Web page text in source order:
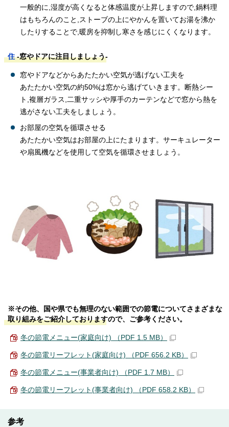
一般的に,湿度が高くなると体感温度が上昇しますので,鍋料理
はもちろんのこと,ストーブの上にやかんを置いてお湯を沸か
したりすることで,暖房を抑制し寒さを感じにくくなります。
住-窓やドアに注目しましょう-
窓やドアなどからあたたかい空気が逃げない工夫を
あたたかい空気の約50%は窓から逃げていきます。断熱シー
ト,複層ガラス,二重サッシや厚手のカーテンなどで窓から熱を
逃がさない工夫をしましょう。
お部屋の空気を循環させる
あたたかい空気はお部屋の上にたまります。サーキュレーター
や扇風機などを使用して空気を循環させましょう。
※その他、国や県でも無理のない範囲での節電についてさまざまな
取り組みをご紹介しておりますので、ご参考ください。
冬の節電メニュー(家庭向け) （PDF 1.5 MB）
冬の節電リーフレット(家庭向け) （PDF 656.2 KB）
冬の節電メニュー(事業者向け) （PDF 1.7 MB）
冬の節電リーフレット(事業者向け) （PDF 658.2 KB）
参考